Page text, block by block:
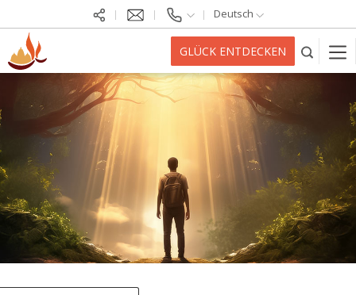
Deutsch
GLÜCK ENTDECKEN